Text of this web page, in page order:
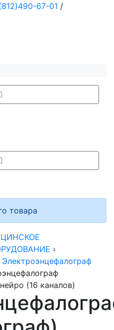
67-01 /
товара
›
Электроэнцефалограф
(16 каналов)